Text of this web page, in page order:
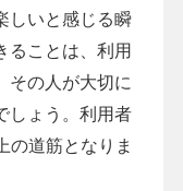
しいと感じる瞬
ることは、利用
その人が大切に
しょう。利用者
の道筋となりま